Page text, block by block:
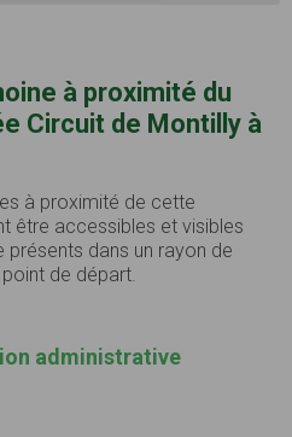
à proximité du
Circuit de Montilly à
à proximité de cette
être accessibles et visibles
présents dans un rayon de
de départ.
administrative